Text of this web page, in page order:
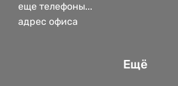
еще телефоны...
адрес офиса
Ещё